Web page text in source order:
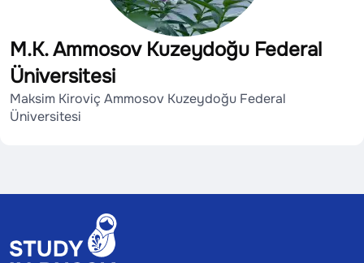
M.K. Ammosov Kuzeydoğu Federal
Üniversitesi
Maksim Kiroviç Ammosov Kuzeydoğu Federal
Üniversitesi